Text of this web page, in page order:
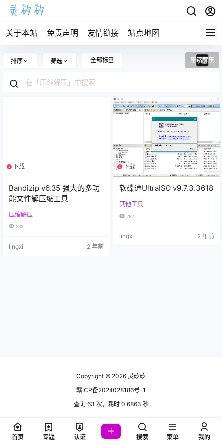
关于本站 免责声明 友情链接 站点地图
排序 筛选 全部标签 压缩解压
下载
Bandizip v6.35 强大的多功
能文件解压缩工具
压缩解压
233
lingxi 2 年前
下载 1个资源
软碟通UltraISO v9.7.3.3618
其他工具
287
lingxi 2 年前
Copyright © 2026 灵矽矽
赣ICP备2024028186号-1
查询 63 次，耗时 0.6863 秒
首页 专题 认证 搜索 菜单 我的